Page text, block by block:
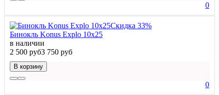
0
Скидка 33%
Бинокль Konus Explo 10x25
в наличии
2 500 руб3 750 руб
В корзину
0